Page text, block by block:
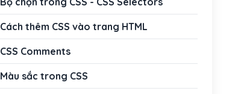
Cách thêm CSS vào trang HTML
CSS Comments
Màu sắc trong CSS